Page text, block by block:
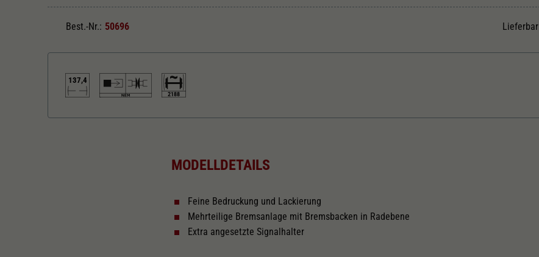
Best.-Nr.: 50696 Lieferbar
137,4
2188
MODELLDETAILS
Feine Bedruckung und Lackierung
Mehrteilige Bremsanlage mit Bremsbacken in Radebene
Extra angesetzte Signalhalter
Einstellungen, falls der Webseiten-Betreiber dies